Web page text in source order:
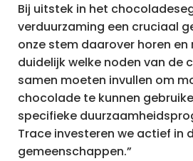
Bij uitstek in het
verduurzaming een cruciaal
onze stem daarover horen en
duidelijk welke noden van de
samen moeten invullen om
chocolade te kunnen
specifieke
Trace investeren we actief in
gemeenschappen.”